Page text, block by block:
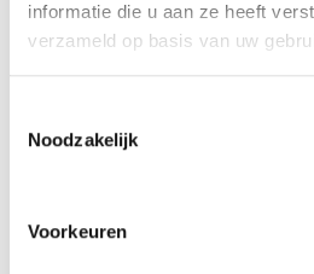
informatie die u aan ze heeft
verzameld op basis van uw
Noodzakelijk
Voorkeuren
Wat we tevens van de
blijken financieel kwetsbaar.
berekend dat als bij
hen onder de
inkomensverlies een jaar,